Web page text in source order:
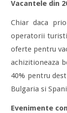
Vacantele din
Chiar daca
operatorii
oferte pentru
achizitioneaza
40% pentru
Bulgaria si
Evenimente